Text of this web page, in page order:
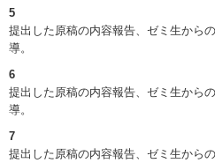
5
提出した原稿の内容報告、ゼミ生から
導。
6
提出した原稿の内容報告、ゼミ生から
導。
7
提出した原稿の内容報告、ゼミ生から